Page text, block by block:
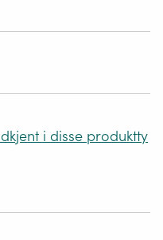
i disse produktty